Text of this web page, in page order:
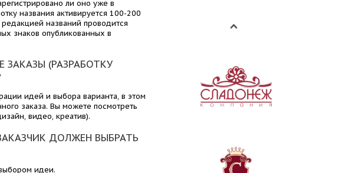
ли оно уже в
названия активируется 100-200
названий проводится
знаков опубликованных в
ЗАКАЗЫ (РАЗРАБОТКУ
идей и выбора варианта, в этом
заказа. Вы можете посмотреть
видео, креатив).
ДОЛЖЕН ВЫБРАТЬ
идеи.